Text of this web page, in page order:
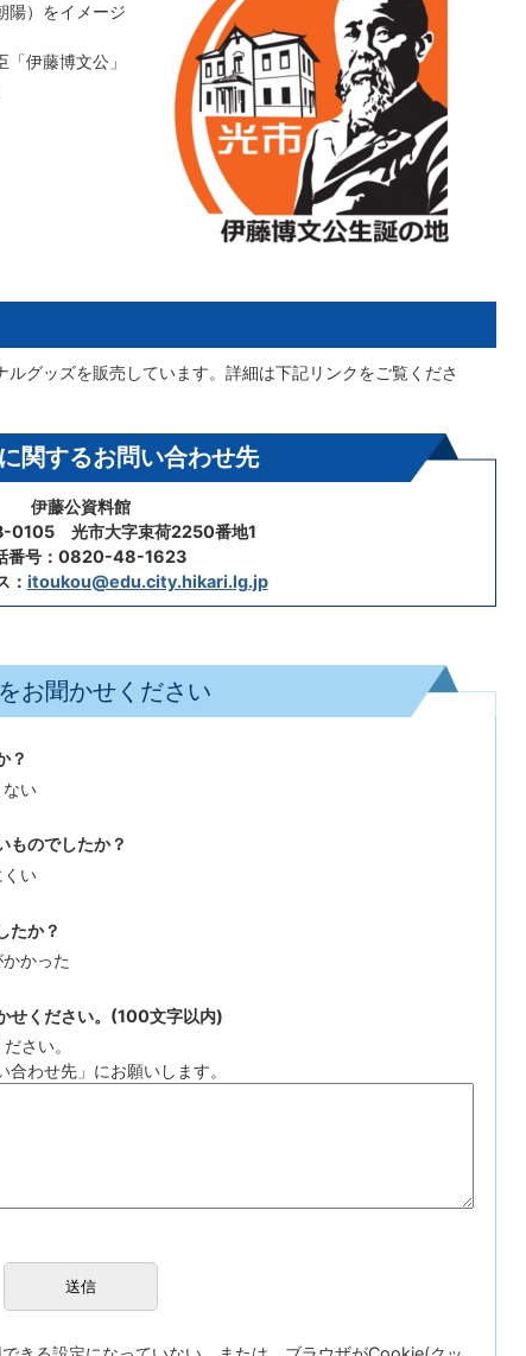
陽）をイメージ
伊藤博文公」
グッズを販売しています。詳細は下記リンクをご覧くださ
関するお問い合わせ先
伊藤公資料館
0105 光市大字束荷2250番地1
番号：0820-48-1623
： itoukou@edu.city.hikari.lg.jp
お聞かせください
？
い
ものでしたか？
い
たか？
かった
せください。(100文字以内)
さい。
わせ先」にお願いします。